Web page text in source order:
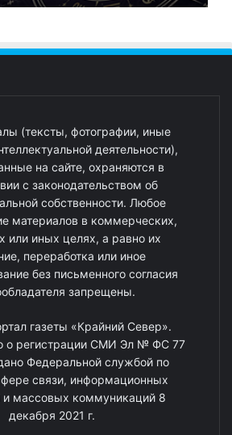
(тексты, фотографии, иные
деятельности),
на сайте, охраняются в
с законодательством об
собственности. Любое
материалов в коммерческих,
или иных целях, а равно их
переработка или иное
без письменного согласия
запрещены.
газеты «Крайний Север».
о регистрации СМИ Эл № ФС 77
Федеральной службой по
связи, информационных
и массовых коммуникаций 8
декабря 2021 г.